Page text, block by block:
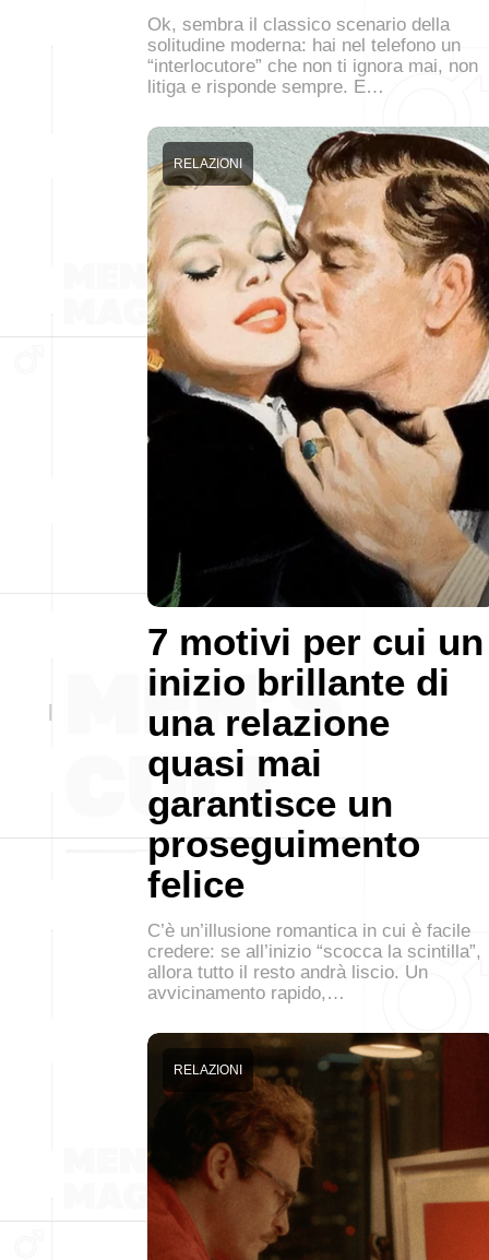
Ok, sembra il classico scenario della
solitudine moderna: hai nel telefono un
“interlocutore” che non ti ignora mai, non
litiga e risponde sempre. E…
7 motivi per cui un
inizio brillante di
una relazione
quasi mai
garantisce un
proseguimento
felice
RELAZIONI
C’è un’illusione romantica in cui è facile
credere: se all’inizio “scocca la scintilla”,
allora tutto il resto andrà liscio. Un
avvicinamento rapido,…
RELAZIONI